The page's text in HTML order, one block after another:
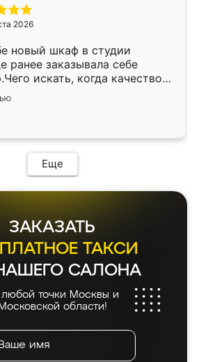
2026
новый шкаф в студии
ранее заказывала себе
искать, когда качеством
Служит кухня уже почти
нет.
Еще
ЗАКАЗАТЬ
ТАКСИ
САЛОНА
любой точки Москвы и
Московской области!